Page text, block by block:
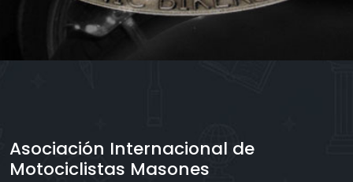
Asociación Internacional de
Motociclistas Masones